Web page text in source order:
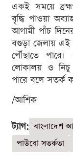
একই সময়ে
বৃদ্ধি পাওয়া
আগামী পাঁচ
বগুড়া জেলায় এই
পৌঁছাতে পারে।
লোকালয় ও নিচু
পারে বলে সতর্ক
/আশিক
ট্যাগ: বাংলাদেশ
পাউবো সতর্কতা